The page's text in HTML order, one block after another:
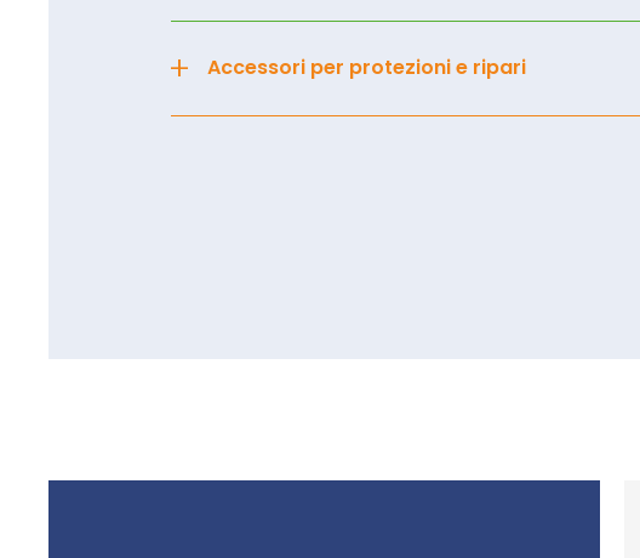
+ Accessori per protezioni e ripari